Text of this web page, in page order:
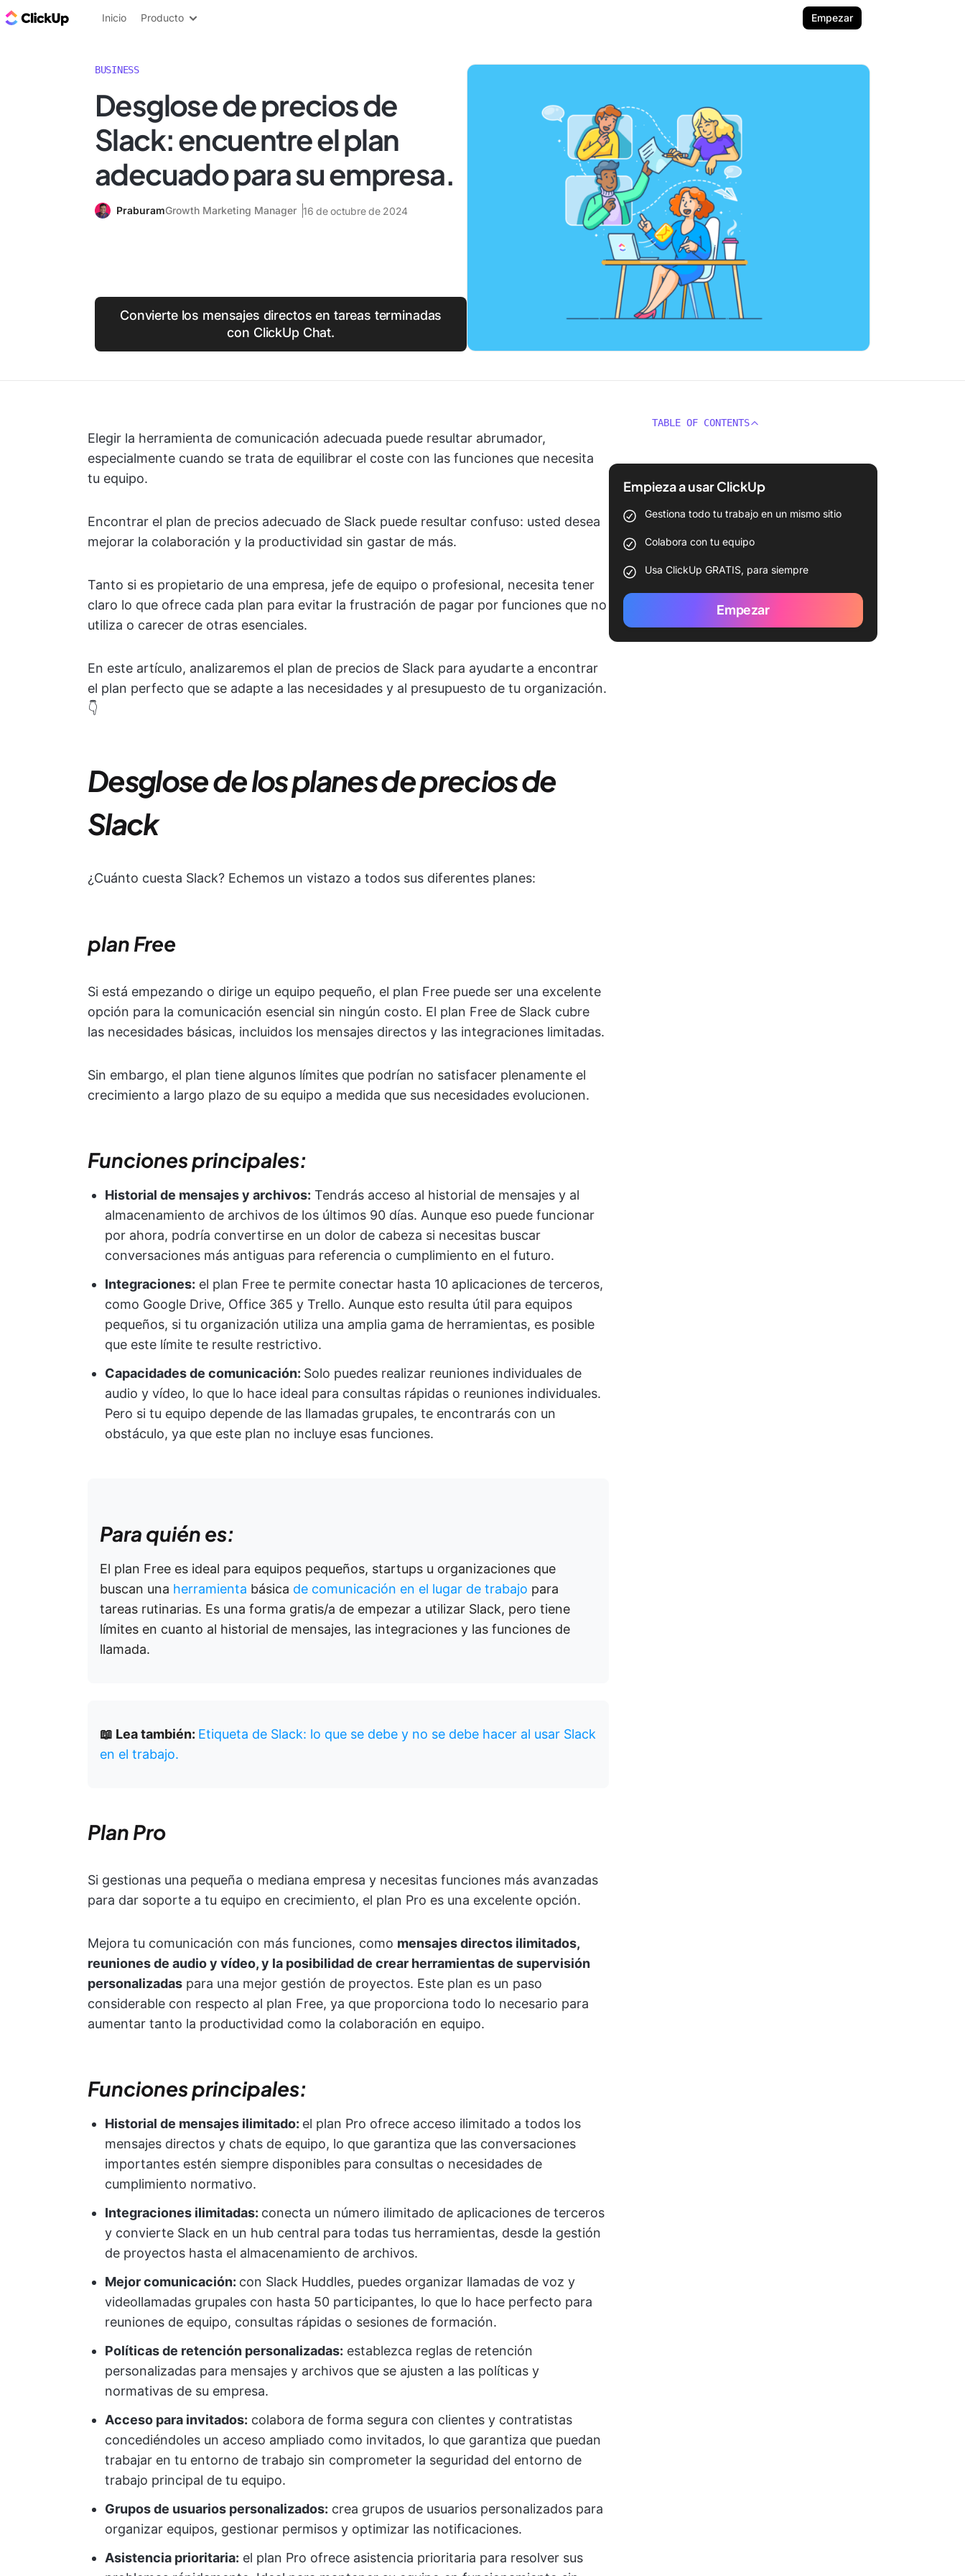
ClickUp Blog
Inicio Producto Empezar
BUSINESS
Desglose de precios de
Slack: encuentre el plan
adecuado para su empresa.
PraburamGrowth Marketing Manager 16 de octubre de 2024
Convierte los mensajes directos en tareas terminadas
con ClickUp Chat.
Elegir la herramienta de comunicación adecuada puede resultar abrumador,
especialmente cuando se trata de equilibrar el coste con las funciones que necesita
tu equipo.
Encontrar el plan de precios adecuado de Slack puede resultar confuso: usted desea
mejorar la colaboración y la productividad sin gastar de más.
Tanto si es propietario de una empresa, jefe de equipo o profesional, necesita tener
claro lo que ofrece cada plan para evitar la frustración de pagar por funciones que no
utiliza o carecer de otras esenciales.
En este artículo, analizaremos el plan de precios de Slack para ayudarte a encontrar
el plan perfecto que se adapte a las necesidades y al presupuesto de tu organización.
👇
Desglose de los planes de precios de
Slack
¿Cuánto cuesta Slack? Echemos un vistazo a todos sus diferentes planes:
plan Free
Si está empezando o dirige un equipo pequeño, el plan Free puede ser una excelente
opción para la comunicación esencial sin ningún costo. El plan Free de Slack cubre
las necesidades básicas, incluidos los mensajes directos y las integraciones limitadas.
Sin embargo, el plan tiene algunos límites que podrían no satisfacer plenamente el
crecimiento a largo plazo de su equipo a medida que sus necesidades evolucionen.
Funciones principales:
Historial de mensajes y archivos: Tendrás acceso al historial de mensajes y al
almacenamiento de archivos de los últimos 90 días. Aunque eso puede funcionar
por ahora, podría convertirse en un dolor de cabeza si necesitas buscar
conversaciones más antiguas para referencia o cumplimiento en el futuro.
Integraciones: el plan Free te permite conectar hasta 10 aplicaciones de terceros,
como Google Drive, Office 365 y Trello. Aunque esto resulta útil para equipos
pequeños, si tu organización utiliza una amplia gama de herramientas, es posible
que este límite te resulte restrictivo.
Capacidades de comunicación: Solo puedes realizar reuniones individuales de
audio y vídeo, lo que lo hace ideal para consultas rápidas o reuniones individuales.
Pero si tu equipo depende de las llamadas grupales, te encontrarás con un
obstáculo, ya que este plan no incluye esas funciones.
Para quién es:
El plan Free es ideal para equipos pequeños, startups u organizaciones que
buscan una herramienta básica de comunicación en el lugar de trabajo para
tareas rutinarias. Es una forma gratis/a de empezar a utilizar Slack, pero tiene
límites en cuanto al historial de mensajes, las integraciones y las funciones de
llamada.
📖 Lea también: Etiqueta de Slack: lo que se debe y no se debe hacer al usar Slack
en el trabajo.
Plan Pro
Si gestionas una pequeña o mediana empresa y necesitas funciones más avanzadas
para dar soporte a tu equipo en crecimiento, el plan Pro es una excelente opción.
Mejora tu comunicación con más funciones, como mensajes directos ilimitados,
reuniones de audio y vídeo, y la posibilidad de crear herramientas de supervisión
personalizadas para una mejor gestión de proyectos. Este plan es un paso
considerable con respecto al plan Free, ya que proporciona todo lo necesario para
aumentar tanto la productividad como la colaboración en equipo.
Funciones principales:
Historial de mensajes ilimitado: el plan Pro ofrece acceso ilimitado a todos los
mensajes directos y chats de equipo, lo que garantiza que las conversaciones
importantes estén siempre disponibles para consultas o necesidades de
cumplimiento normativo.
Integraciones ilimitadas: conecta un número ilimitado de aplicaciones de terceros
y convierte Slack en un hub central para todas tus herramientas, desde la gestión
de proyectos hasta el almacenamiento de archivos.
Mejor comunicación: con Slack Huddles, puedes organizar llamadas de voz y
videollamadas grupales con hasta 50 participantes, lo que lo hace perfecto para
reuniones de equipo, consultas rápidas o sesiones de formación.
Políticas de retención personalizadas: establezca reglas de retención
personalizadas para mensajes y archivos que se ajusten a las políticas y
normativas de su empresa.
Acceso para invitados: colabora de forma segura con clientes y contratistas
concediéndoles un acceso ampliado como invitados, lo que garantiza que puedan
trabajar en tu entorno de trabajo sin comprometer la seguridad del entorno de
trabajo principal de tu equipo.
Grupos de usuarios personalizados: crea grupos de usuarios personalizados para
organizar equipos, gestionar permisos y optimizar las notificaciones.
Asistencia prioritaria: el plan Pro ofrece asistencia prioritaria para resolver sus
TABLE OF CONTENTS
Empieza a usar ClickUp
Gestiona todo tu trabajo en un mismo sitio
Colabora con tu equipo
Usa ClickUp GRATIS, para siempre
Empezar